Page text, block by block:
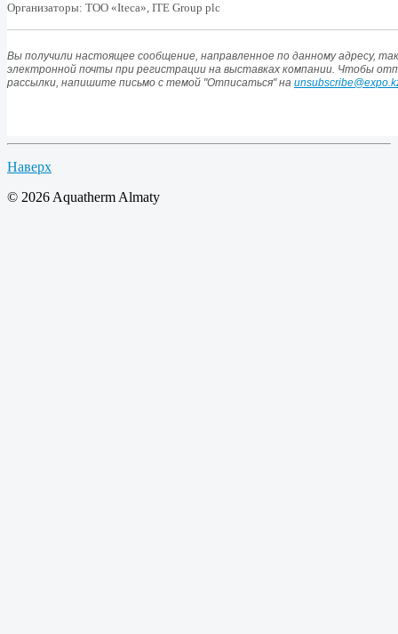
Организаторы: ТОО «Iteca», ITE Group plc
Вы получили настоящее сообщение, направленное по данному адресу, так
электронной почты при регистрации на выставках компании. Чтобы
рассылки, напишите письмо с темой "Отписаться" на
Наверх
© 2026 Aquatherm Almaty